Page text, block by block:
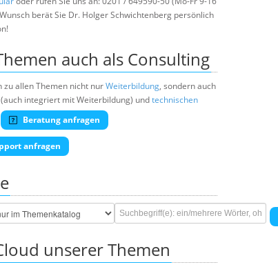
berät Sie Dr. Holger Schwichtenberg persönlich
auch als Consulting
zu allen Themen nicht nurWeiterbildung, sondern auch
(auch integriert mit Weiterbildung) undtechnischen
Beratung anfragen
anfragen
unserer Themen